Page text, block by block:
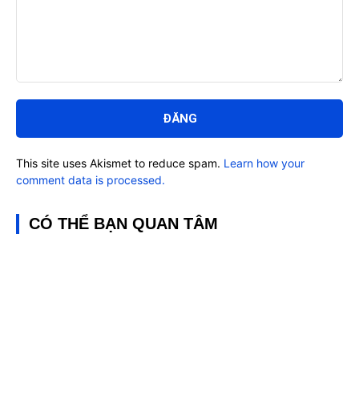
luận:
This site uses Akismet to reduce spam. Learn how your
comment data is processed.
CÓ THỂ BẠN QUAN TÂM